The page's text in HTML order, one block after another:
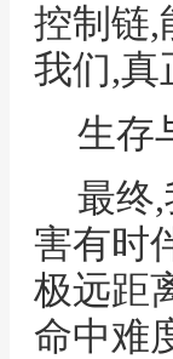
控制链,
我们,真
生存
最终
害有时
极远距
命中难